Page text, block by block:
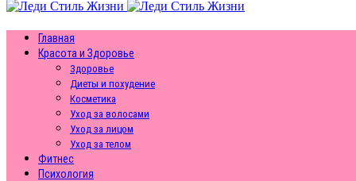
Главная
Красота и Здоровье
Здоровье
Диеты и похудение
Косметика
Уход за волосами
Уход за лицом
Уход за телом
Фитнес
Психология